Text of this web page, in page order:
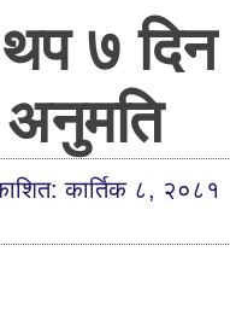
७ दिन
अनुमति
कार्तिक ८, २०८१